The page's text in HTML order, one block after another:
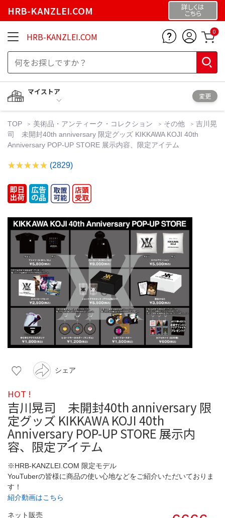
HRB-KANZLEI.COM 詳しくは
こちら
HRB-KANZLEI.COM 0
マイストア
変更
TOP 美術品・アンティーク・コレクション その他
吉川晃
司 未開封40th anniversary 限定グッズ KIKKAWA KOJI 40th
Anniversary POP-UP STORE 展示内容、限定アイテム
(2829)
シェア
HOT !
吉川晃司 未開封40th anniversary 限
定グッズ KIKKAWA KOJI 40th
Anniversary POP-UP STORE 展示内
容、限定アイテム
※HRB-KANZLEI.COM 限定モデル
YouTuberの皆様に商品の使い心地などをご紹介いただいておりま
す！
紹介動画はこちら
ネット販売